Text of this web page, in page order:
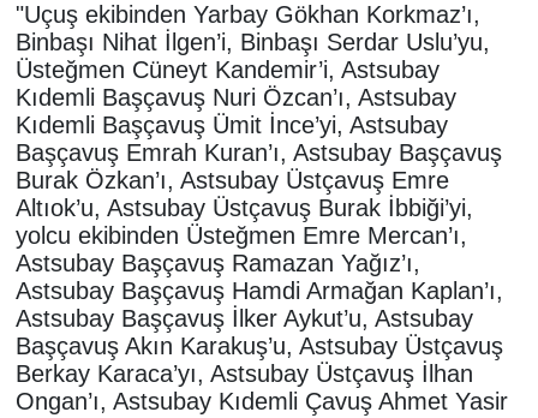
"Uçuş ekibinden Yarbay Gökhan Korkmaz’ı,
Binbaşı Nihat İlgen’i, Binbaşı Serdar Uslu’yu,
Üsteğmen Cüneyt Kandemir’i, Astsubay
Kıdemli Başçavuş Nuri Özcan’ı, Astsubay
Kıdemli Başçavuş Ümit İnce’yi, Astsubay
Başçavuş Emrah Kuran’ı, Astsubay Başçavuş
Burak Özkan’ı, Astsubay Üstçavuş Emre
Altıok’u, Astsubay Üstçavuş Burak İbbiği’yi,
yolcu ekibinden Üsteğmen Emre Mercan’ı,
Astsubay Başçavuş Ramazan Yağız’ı,
Astsubay Başçavuş Hamdi Armağan Kaplan’ı,
Astsubay Başçavuş İlker Aykut’u, Astsubay
Başçavuş Akın Karakuş’u, Astsubay Üstçavuş
Berkay Karaca’yı, Astsubay Üstçavuş İlhan
Ongan’ı, Astsubay Kıdemli Çavuş Ahmet Yasir